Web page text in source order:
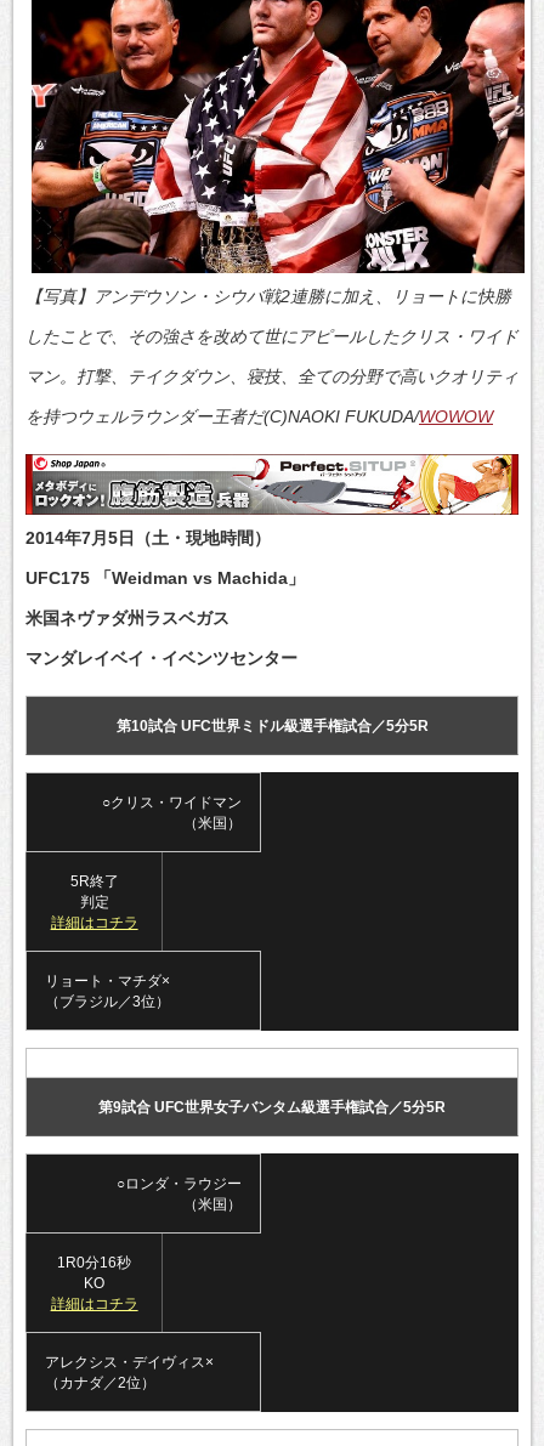
【写真】アンデウソン・シウバ戦2連勝に加え、リョートに快勝
したことで、その強さを改めて世にアピールしたクリス・ワイド
マン。打撃、テイクダウン、寝技、全ての分野で高いクオリティ
を持つウェルラウンダー王者だ(C)NAOKI FUKUDA/WOWOW
2014年7月5日（土・現地時間）
UFC175 「Weidman vs Machida」
米国ネヴァダ州ラスベガス
マンダレイベイ・イベンツセンター
第10試合 UFC世界ミドル級選手権試合／5分5R
○クリス・ワイドマン
（米国）
5R終了
判定
詳細はコチラ
リョート・マチダ×
（ブラジル／3位）
第9試合 UFC世界女子バンタム級選手権試合／5分5R
○ロンダ・ラウジー
（米国）
1R0分16秒
KO
詳細はコチラ
アレクシス・デイヴィス×
（カナダ／2位）